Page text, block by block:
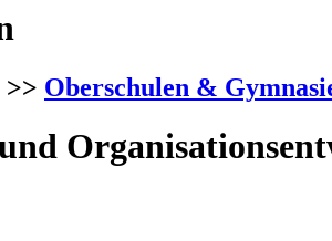
>> Oberschulen &